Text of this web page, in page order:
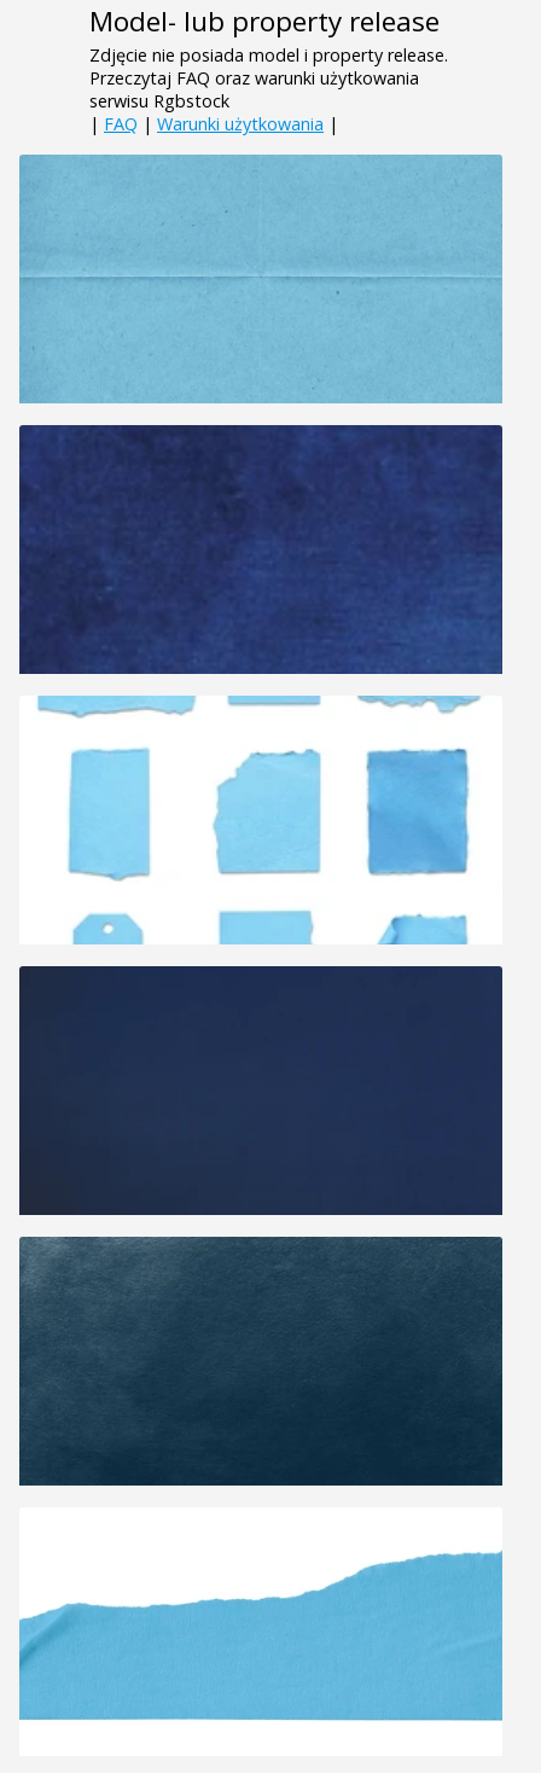
Model- lub property release
Zdjęcie nie posiada model i property release.
Przeczytaj FAQ oraz warunki użytkowania
serwisu Rgbstock
| FAQ | Warunki użytkowania |